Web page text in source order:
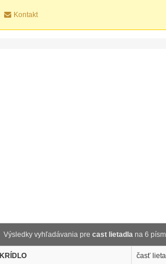
Kontakt
Výsledky vyhľadávania pre cast lietadlana 6
KRÍDLO časť